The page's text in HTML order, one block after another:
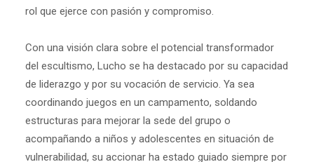
rol que ejerce con pasión y compromiso.
Con una visión clara sobre el potencial transformador
del escultismo, Lucho se ha destacado por su capacidad
de liderazgo y por su vocación de servicio. Ya sea
coordinando juegos en un campamento, soldando
estructuras para mejorar la sede del grupo o
acompañando a niños y adolescentes en situación de
vulnerabilidad, su accionar ha estado guiado siempre por